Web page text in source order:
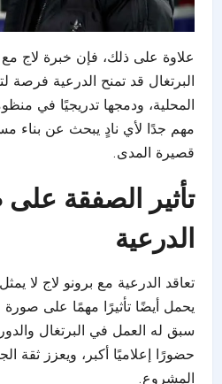
علاوة على ذلك، فإن خبرة لاج
البرتغال قد تمنح الدرعية فرصة
المحلية، ودمجها تدريجيًا في
مهم جدًا لأي نادٍ يبحث عن بناء
قصيرة المدى.
تأثير الصفقة
الدرعية
تعاقد الدرعية مع برونو لاج لا
يحمل أيضًا تأثيرًا مهمًا على
سبق له العمل في البرتغال
حضورًا إعلاميًا أكبر، ويعزز ثقة
المشروع.